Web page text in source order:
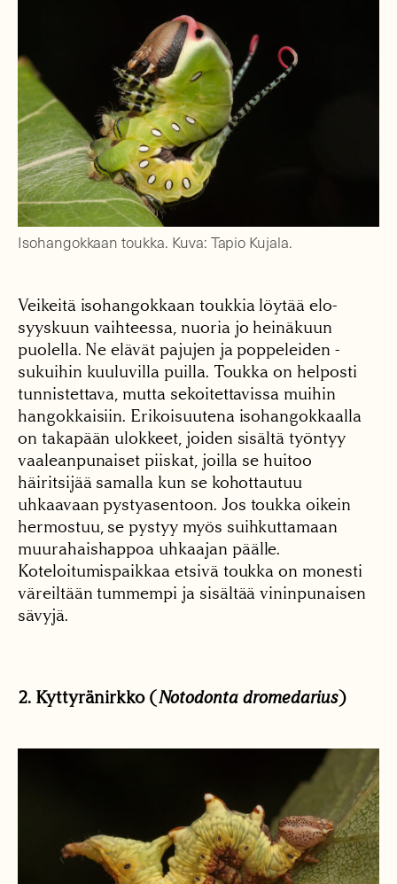
Isohangokkaan toukka. Kuva: Tapio Kujala.
Veikeitä isohangokkaan toukkia löytää elo-
syyskuun vaihteessa, nuoria jo heinäkuun
puolella. Ne elävät pajujen ja poppeleiden -
sukuihin kuuluvilla puilla. Toukka on helposti
tunnistettava, mutta sekoitettavissa muihin
hangokkaisiin. Erikoisuutena isohangokkaalla
on takapään ulokkeet, joiden sisältä työntyy
vaaleanpunaiset piiskat, joilla se huitoo
häiritsijää samalla kun se kohottautuu
uhkaavaan pystyasentoon. Jos toukka oikein
hermostuu, se pystyy myös suihkuttamaan
muurahaishappoa uhkaajan päälle.
Koteloitumispaikkaa etsivä toukka on monesti
väreiltään tummempi ja sisältää vininpunaisen
sävyjä.
2. Kyttyränirkko (Notodonta dromedarius)